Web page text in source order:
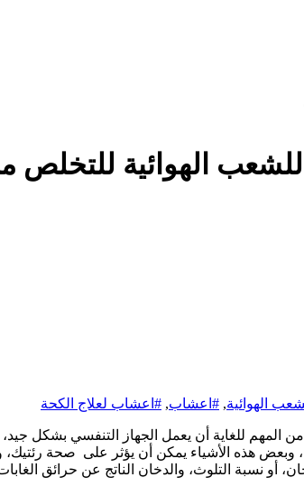
الهوائية للتخلص
الهوائية, #اعشاب, #اعشاب لعلاج الكحة
المهم للغاية أن يعمل الجهاز التنفسي بشكل
وبعض هذه الأشياء يمكن أن يؤثر على صحة
أو نسبة التلوث، والدخان الناتج عن حرائق